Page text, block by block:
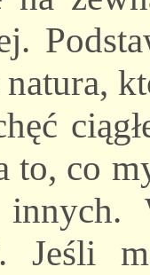
natura,
to, co
Jeśli